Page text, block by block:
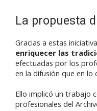
La propuesta
Gracias a estas
enriquecer las
efectuadas por los
en la difusión que en lo
Ello implicó un trabajo
profesionales del